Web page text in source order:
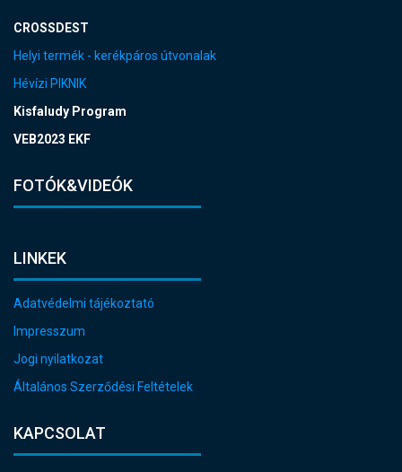
CROSSDEST
Helyi termék - kerékpáros útvonalak
Hévízi PIKNIK
Kisfaludy Program
VEB2023 EKF
FOTÓK&VIDEÓK
LINKEK
Adatvédelmi tájékoztató
Impresszum
Jogi nyilatkozat
Általános Szerződési Feltételek
KAPCSOLAT